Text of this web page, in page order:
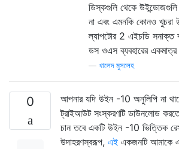
ডিস্কগুলি থেকে
না এবং এমনকি কোনও খুচরা
ল্যাপটোর 2 এইচডি সনাক্ত
ডস ওএস ব্যবহারের একমাত্র
খালেদ মুসলেহ
0
আপনার যদি উইন -10 অনুলিপি না
ট্রাইআউট সংস্করণটি ডাউনলোড
চান তবে একটি উইন -10 ভিত্তিক
উদাহরণস্বরূপ, এই একজনটি আমাকে